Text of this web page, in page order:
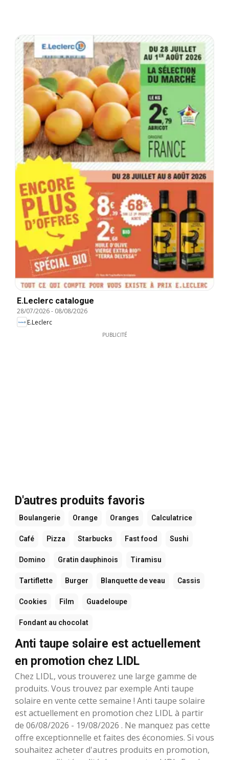
E.Leclerc catalogue
28/07/2026- 08/08/2026
E.Leclerc
PUBLICITÉ
D'autres produits favoris
Boulangerie Orange Oranges Calculatrice
Café Pizza Starbucks Fast food Sushi
Domino Gratin dauphinois Tiramisu
Tartiflette Burger Blanquette de veau Cassis
Cookies Film Guadeloupe
Fondant au chocolat
Anti taupe solaire est actuellement
en promotion chez LIDL
Chez LIDL, vous trouverez une large gamme de
produits. Vous trouvez par exemple Anti taupe
solaire en vente cette semaine ! Anti taupe solaire
est actuellement en promotion chez LIDL à partir
de 06/08/2026 - 19/08/2026 . Ne manquez pas cette
offre exceptionnelle et faites des économies. Si vous
souhaitez acheter d'autres produits en promotion,